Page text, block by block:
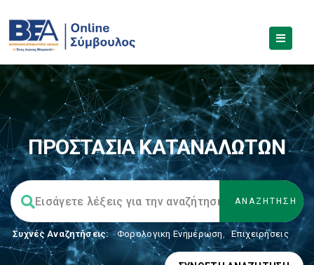
ΠΡΟΣΤΑΣΙΑ ΚΑΤΑΝΑΛΩΤΩΝ
Συχνές Αναζητήσεις: Φορολογικη Ενημέρωση, Επιχειρήσεις